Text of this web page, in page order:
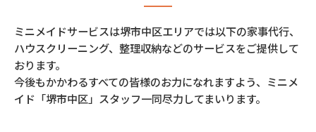
ミニメイドサービスは堺市中区エリアでは以下の家事代行、
ハウスクリーニング、整理収納などのサービスをご提供して
おります。
今後もかかわるすべての皆様のお力になれますよう、ミニメ
イド「堺市中区」スタッフ一同尽力してまいります。